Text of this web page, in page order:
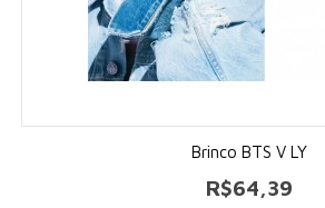
Brinco BTS V LY
R$64,39